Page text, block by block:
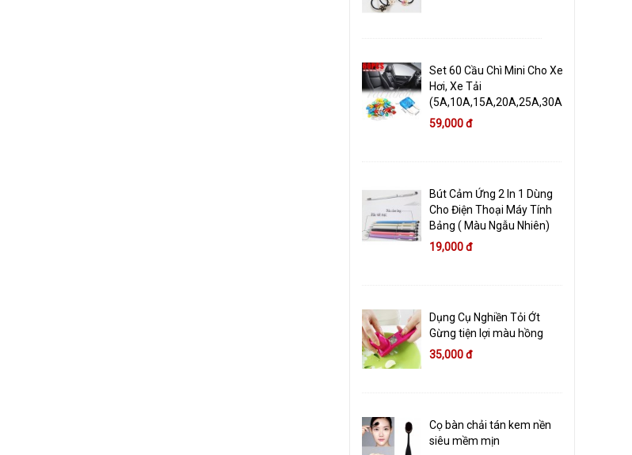
Set 60 Cầu Chì Mini Cho Xe
Hơi, Xe Tải
(5A,10A,15A,20A,25A,30A)
59,000 đ
Bút Cảm Ứng 2 In 1 Dùng
Cho Điện Thoại Máy Tính
Bảng ( Màu Ngẫu Nhiên)
19,000 đ
Dụng Cụ Nghiền Tỏi Ớt
Gừng tiện lợi màu hồng
35,000 đ
Cọ bàn chải tán kem nền
siêu mềm mịn